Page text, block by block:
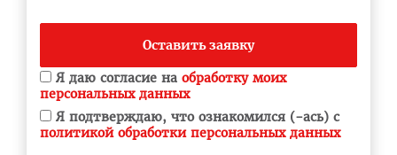
Оставить заявку
Я даю согласие на обработку моих
персональных данных
Я подтверждаю, что ознакомился (-ась) с
политикой обработки персональных данных